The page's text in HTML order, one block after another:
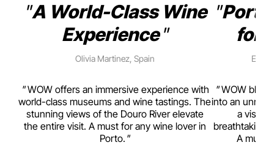
A World-Class Wine
Experience
Olivia Martinez, Spain
WOW offers an immersive experience with
world-class museums and wine tastings. The
stunning views of the Douro River elevate
the entire visit. A must for any wine lover in
Porto.
for
WOW
into an
a visual
breathtaking
A must-